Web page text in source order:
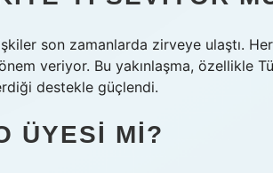
son zamanlarda zirveye ulaştı.
veriyor. Bu yakınlaşma, özellikle
destekle güçlendi.
ÜYESI MI?